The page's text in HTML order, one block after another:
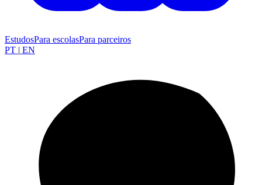
EstudosPara escolasPara parceiros
PT | EN